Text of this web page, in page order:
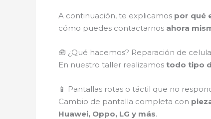
A continuación, te explicamos por qué
cómo puedes contactarnos ahora
🧰 ¿Qué hacemos? Reparación de
En nuestro taller realizamos todo tipo
📱 Pantallas rotas o táctil que no
Cambio de pantalla completa con
Huawei, Oppo, LG y más.